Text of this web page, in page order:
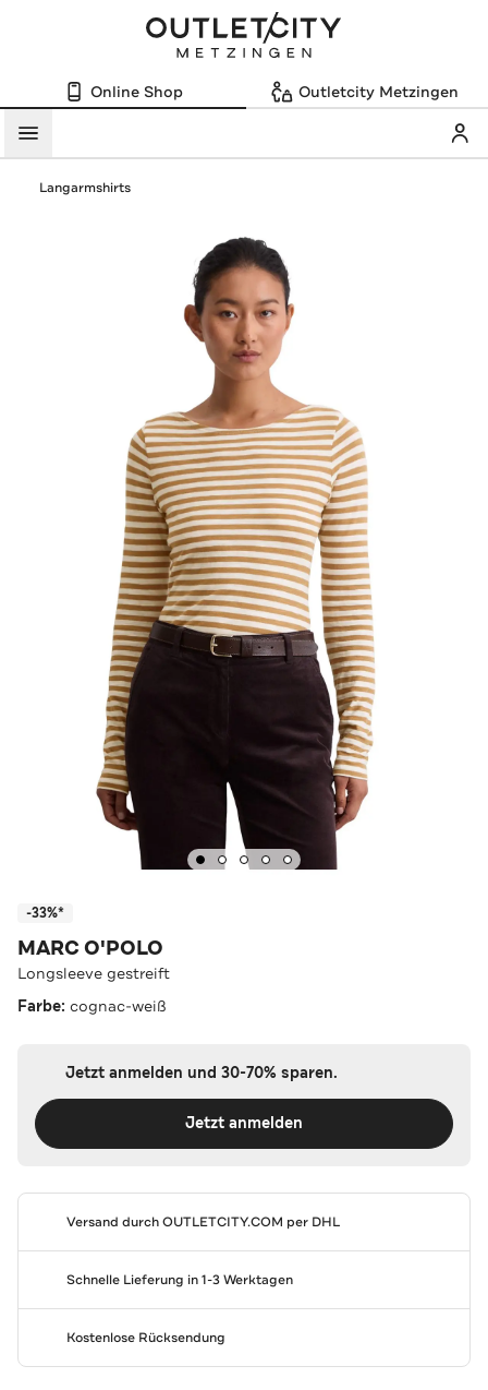
Online Shop Outletcity Metzingen
Menü
Langarmshirts
-33%*
MARC O'POLO
Longsleeve gestreift
Farbe: cognac-weiß
Jetzt anmelden und 30-70% sparen.
Jetzt anmelden
Versand durchOUTLETCITY.COM per DHL
Schnelle Lieferung in 1-3 Werktagen
Kostenlose Rücksendung